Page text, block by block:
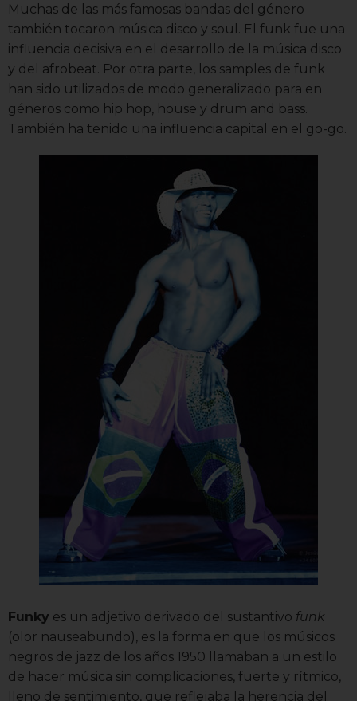
Muchas de las más famosas bandas del género
también tocaron música disco y soul. El funk fue una
influencia decisiva en el desarrollo de la música disco
y del afrobeat. Por otra parte, los samples de funk
han sido utilizados de modo generalizado para en
géneros como hip hop, house y drum and bass.
También ha tenido una influencia capital en el go-go.
Funky es un adjetivo derivado del sustantivo funk
(olor nauseabundo), es la forma en que los músicos
negros de jazz de los años 1950 llamaban a un estilo
de hacer música sin complicaciones, fuerte y rítmico,
lleno de sentimiento, que reflejaba la herencia del